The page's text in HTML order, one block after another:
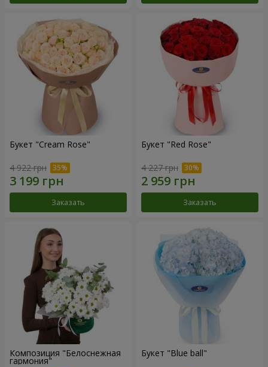
Букет "Cream Rose"
4 922 грн
Заказать
Букет "Red Rose"
4 227 грн
Заказать
Композиция "Белоснежная
гармония"
Букет "Blue ball"